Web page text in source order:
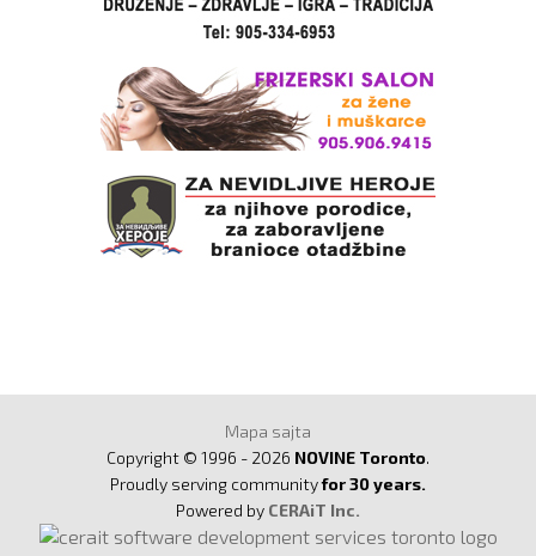
Mapa sajta
Copyright © 1996 - 2026 NOVINE Toronto.
Proudly serving communityfor 30 years.
Powered by CERAiT Inc.